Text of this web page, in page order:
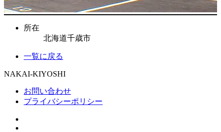
所在
北海道千歳市
一覧に戻る
NAKAI-KIYOSHI
お問い合わせ
プライバシーポリシー